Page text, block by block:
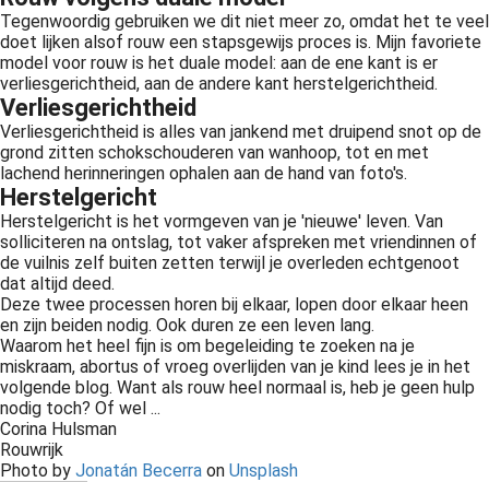
Tegenwoordig gebruiken we dit niet meer zo, omdat het te veel
doet lijken alsof rouw een stapsgewijs proces is. Mijn favoriete
model voor rouw is het duale model: aan de ene kant is er
verliesgerichtheid, aan de andere kant herstelgerichtheid.
Verliesgerichtheid
Verliesgerichtheid is alles van jankend met druipend snot op de
grond zitten schokschouderen van wanhoop, tot en met
lachend herinneringen ophalen aan de hand van foto's.
Herstelgericht
Herstelgericht is het vormgeven van je 'nieuwe' leven. Van
solliciteren na ontslag, tot vaker afspreken met vriendinnen of
de vuilnis zelf buiten zetten terwijl je overleden echtgenoot
dat altijd deed.
Deze twee processen horen bij elkaar, lopen door elkaar heen
en zijn beiden nodig. Ook duren ze een leven lang.
Waarom het heel fijn is om begeleiding te zoeken na je
miskraam, abortus of vroeg overlijden van je kind lees je in het
volgende blog. Want als rouw heel normaal is, heb je geen hulp
nodig toch? Of wel ...
Corina Hulsman
Rouwrijk
Photo by Jonatán Becerra on Unsplash